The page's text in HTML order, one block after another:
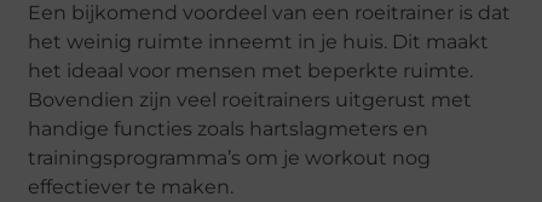
Een bijkomend voordeel van een roeitrainer is dat
het weinig ruimte inneemt in je huis. Dit maakt
het ideaal voor mensen met beperkte ruimte.
Bovendien zijn veel roeitrainers uitgerust met
handige functies zoals hartslagmeters en
trainingsprogramma’s om je workout nog
effectiever te maken.